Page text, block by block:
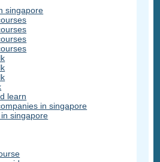
singapore
learn
in singapore
singapore